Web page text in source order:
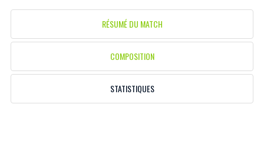
RÉSUMÉ DU MATCH
COMPOSITION
STATISTIQUES